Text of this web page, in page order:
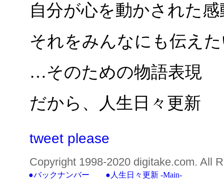
自分が心を動かされた感
それをみんなにも伝え
…そのための物語表現
だから、人生日々更新
tweet please
Copyright 1998-2020 digitake.com. All
●バックナンバー ● 人生日々更新 -Main-